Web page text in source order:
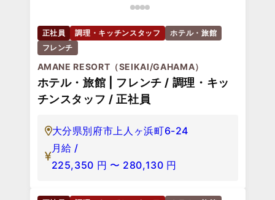
正社員 調理・キッチンスタッフ
ホテル・旅館
フレンチ
AMANE RESORT（SEIKAI/GAHAMA）
ホテル・旅館 | フレンチ / 調理・キッ
チンスタッフ / 正社員
大分県別府市上人ヶ浜町6-24
月給 /
225,350 円 〜 280,130 円